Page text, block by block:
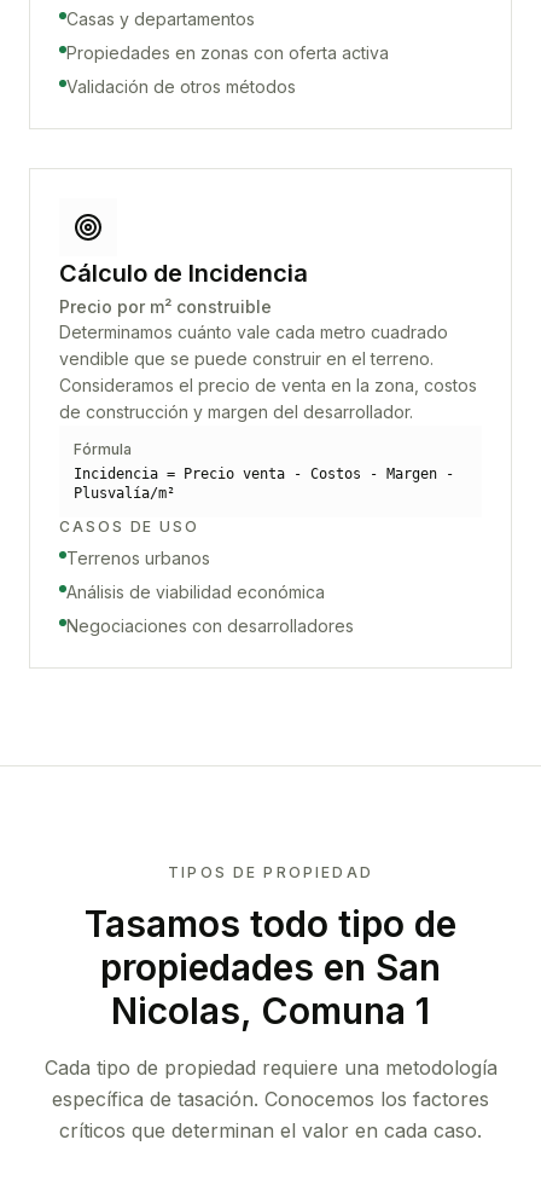
Casas y departamentos
Propiedades en zonas con oferta activa
Validación de otros métodos
Cálculo de Incidencia
Precio por m² construible
Determinamos cuánto vale cada metro cuadrado
vendible que se puede construir en el terreno.
Consideramos el precio de venta en la zona, costos
de construcción y margen del desarrollador.
Fórmula
Incidencia = Precio venta - Costos - Margen -
Plusvalía/m²
CASOS DE USO
Terrenos urbanos
Análisis de viabilidad económica
Negociaciones con desarrolladores
TIPOS DE PROPIEDAD
Tasamos todo tipo de
propiedades en San
Nicolas, Comuna 1
Cada tipo de propiedad requiere una metodología
específica de tasación. Conocemos los factores
críticos que determinan el valor en cada caso.